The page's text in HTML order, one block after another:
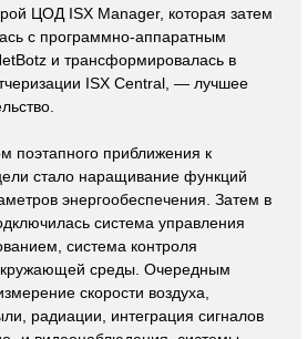
ЦОД ISX Manager, которая затем
с программно-аппаратным
и трансформировалась в
ISX Central, — лучшее
поэтапного приближения к
стало наращивание функций
энергообеспечения. Затем в
система управления
система контроля
среды. Очередным
скорости воздуха,
радиации, интеграция сигналов